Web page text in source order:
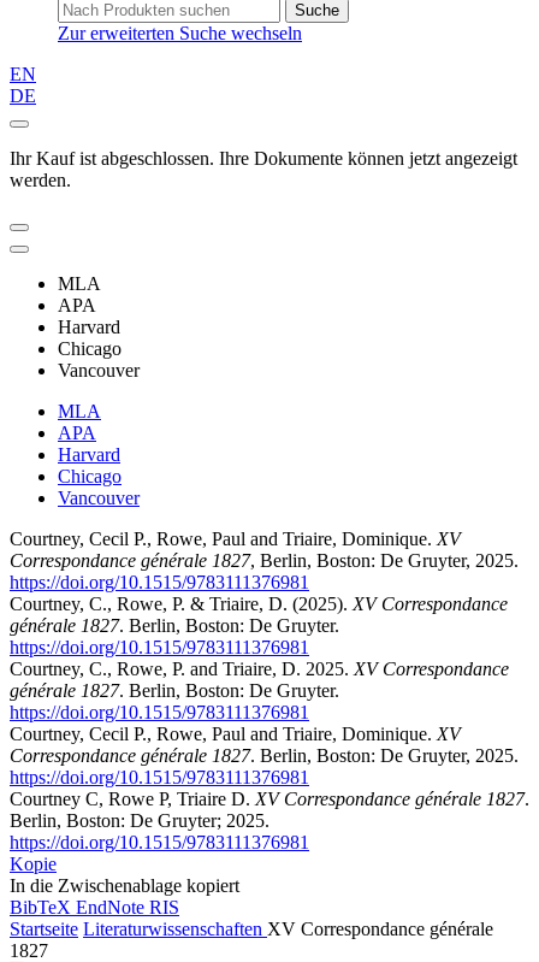
Suche
Zur erweiterten Suche wechseln
EN
DE
Ihr Kauf ist abgeschlossen. Ihre Dokumente können jetzt angezeigt
werden.
MLA
APA
Harvard
Chicago
Vancouver
MLA
APA
Harvard
Chicago
Vancouver
Courtney, Cecil P., Rowe, Paul and Triaire, Dominique. XV
Correspondance générale 1827, Berlin, Boston: De Gruyter, 2025.
https://doi.org/10.1515/9783111376981
Courtney, C., Rowe, P. & Triaire, D. (2025). XV Correspondance
générale 1827. Berlin, Boston: De Gruyter.
https://doi.org/10.1515/9783111376981
Courtney, C., Rowe, P. and Triaire, D. 2025. XV Correspondance
générale 1827. Berlin, Boston: De Gruyter.
https://doi.org/10.1515/9783111376981
Courtney, Cecil P., Rowe, Paul and Triaire, Dominique. XV
Correspondance générale 1827. Berlin, Boston: De Gruyter, 2025.
https://doi.org/10.1515/9783111376981
Courtney C, Rowe P, Triaire D. XV Correspondance générale 1827.
Berlin, Boston: De Gruyter; 2025.
https://doi.org/10.1515/9783111376981
Kopie
In die Zwischenablage kopiert
BibTeX EndNote RIS
Startseite Literaturwissenschaften XV Correspondance générale
1827